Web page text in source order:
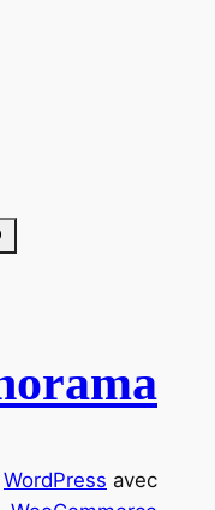
WordPress avec